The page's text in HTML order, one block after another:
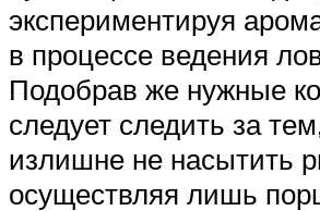
экспериментируя
в процессе ведения
Подобрав же нужные
следует следить за
излишне не насытить
осуществляя лишь